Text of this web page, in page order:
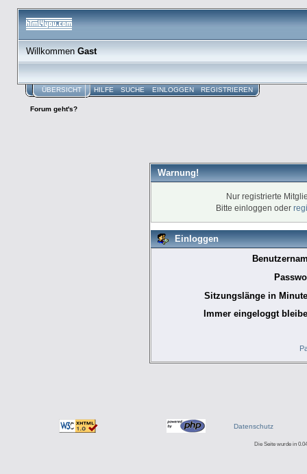
WillkommenGast
ÜBERSICHT HILFE SUCHE EINLOGGEN REGISTRIEREN
Forum geht's?
Warnung!
Nur registrierte
Bitte einloggen oder
Einloggen
Sitzungslänge in
Immer eingeloggt
Datenschutz
Die Seite wurde in